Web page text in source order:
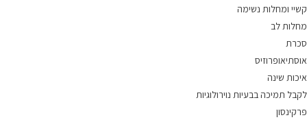
קשיי ומחלות נשימה
מחלות לב
סכרת
אוסתיאופרוזיס
איכות שינה
לקבל תמיכה בבעיות נוירולוגיות
פרקינסון